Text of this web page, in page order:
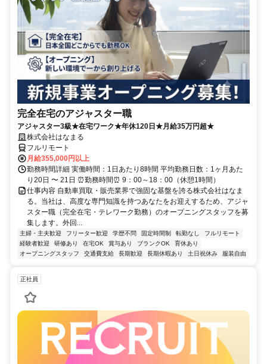
完全在宅のアジャスター職
アジャスター3級★在宅ワーク★年休120日★月給35万円超★
株式会社はなまる
フルリモート
月給355,000円以上
勤務時間詳細 実働時間：1日あたり8時間 平均勤務日数：1ヶ月あた
り20日 〜 21日 ⏰勤務時間⏰ 9：00～18：00（休憩1時間）
仕事内容 自動車買取・販売業界で強固な基盤を誇る株式会社はなま
る。当社は、高度な専門知識を持つあなたをお迎えするため、アジャ
スター職（完全在宅・テレワーク勤務）のオープニングスタッフを募
集します。外回...
主婦・主夫歓迎 フリーター歓迎 学歴不問 固定時間制 転勤なし
フルリモート
経験者歓迎
研修あり 在宅OK 賞与あり ブランクOK
育休あり
オープニングスタッフ
交通費支給 長期歓迎 長期休暇あり 土日祝休み 服装自由
正社員